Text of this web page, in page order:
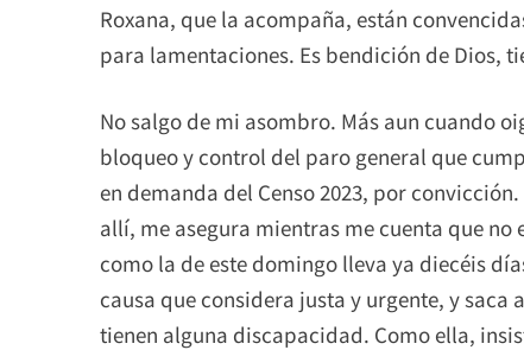
Roxana, que la acompaña, están
para lamentaciones. Es bendición de Dios,
No salgo de mi asombro. Más aun cuando
bloqueo y control del paro general que
en demanda del Censo 2023, por
allí, me asegura mientras me cuenta que
como la de este domingo lleva ya diecéis
causa que considera justa y urgente, y
tienen alguna discapacidad. Como ella,